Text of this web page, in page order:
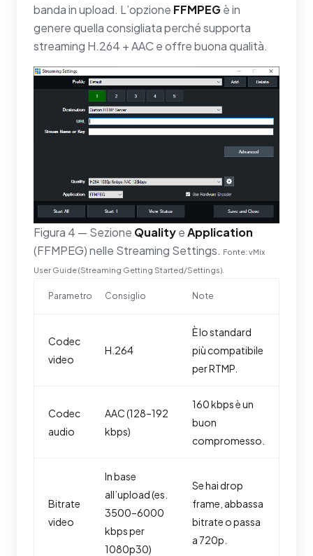
banda in upload. L’opzione FFMPEGè in
genere quella consigliata perché supporta
streaming H.264 + AAC e offre buona qualità.
Figura 4 — Sezione QualityeApplication
(FFMPEG) nelle Streaming Settings. Fonte: vMix
User Guide (Streaming Getting Started/Settings).
Parametro Consiglio Note
Codec
video
H.264
È lo standard
più compatibile
per RTMP.
Codec
audio
AAC (128–192
kbps)
160 kbps è un
buon
compromesso.
Bitrate
video
In base
all’upload (es.
3500–6000
kbps per
1080p30)
Se hai drop
frame, abbassa
bitrate o passa
a 720p.